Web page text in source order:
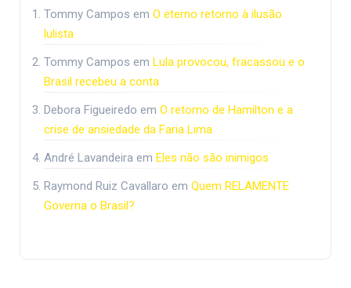
Tommy Campos em O eterno retorno à ilusão
lulista
Tommy Campos em Lula provocou, fracassou e o
Brasil recebeu a conta
Debora Figueiredo em O retorno de Hamilton e a
crise de ansiedade da Faria Lima
André Lavandeira em Eles não são inimigos
Raymond Ruiz Cavallaro em Quem RELAMENTE
Governa o Brasil?